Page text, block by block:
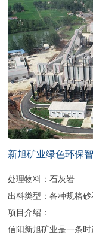
新旭矿业绿色环保
处理物料：石灰岩
出料类型：各种规格
项目介绍：
信阳新旭矿业是一条